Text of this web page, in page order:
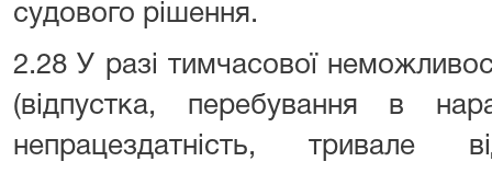
судового рішення.
2.28 У разі тимчасової
(відпустка, перебування в
непрацездатність, тривале